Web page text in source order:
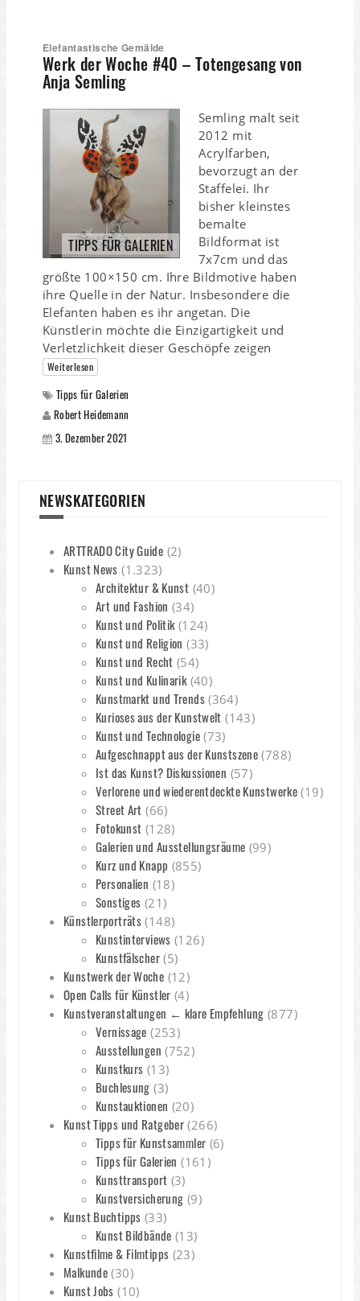
Elefantastische Gemälde
Werk der Woche #40 – Totengesang von
Anja Semling
TIPPS FÜR GALERIEN
Semling malt seit
2012 mit
Acrylfarben,
bevorzugt an der
Staffelei. Ihr
bisher kleinstes
bemalte
Bildformat ist
7x7cm und das
größte 100×150 cm. Ihre Bildmotive haben
ihre Quelle in der Natur. Insbesondere die
Elefanten haben es ihr angetan. Die
Künstlerin möchte die Einzigartigkeit und
Verletzlichkeit dieser Geschöpfe zeigen
Weiterlesen
Tipps für Galerien
Robert Heidemann
3. Dezember 2021
NEWSKATEGORIEN
ARTTRADO City Guide (2)
Kunst News (1.323)
Architektur & Kunst (40)
Art und Fashion (34)
Kunst und Politik(124)
Kunst und Religion (33)
Kunst und Recht (54)
Kunst und Kulinarik(40)
Kunstmarkt und Trends(364)
Kurioses aus der Kunstwelt (143)
Kunst und Technologie(73)
Aufgeschnappt aus der Kunstszene (788)
Ist das Kunst? Diskussionen (57)
Verlorene und wiederentdeckte Kunstwerke (19)
Street Art (66)
Fotokunst (128)
Galerien und Ausstellungsräume (99)
Kurz und Knapp (855)
Personalien (18)
Sonstiges (21)
Künstlerporträts (148)
Kunstinterviews (126)
Kunstfälscher(5)
Kunstwerk der Woche (12)
Open Calls für Künstler (4)
Kunstveranstaltungen ← klare Empfehlung (877)
Vernissage (253)
Ausstellungen (752)
Kunstkurs (13)
Buchlesung (3)
Kunstauktionen (20)
Kunst Tipps und Ratgeber (266)
Tipps für Kunstsammler (6)
Tipps für Galerien (161)
Kunsttransport (3)
Kunstversicherung (9)
Kunst Buchtipps (33)
Kunst Bildbände (13)
Kunstfilme & Filmtipps (23)
Malkunde (30)
Kunst Jobs (10)